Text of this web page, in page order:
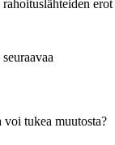
erot
tukea muutosta?